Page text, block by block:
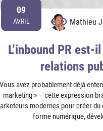
09
AVRIL Mathieu
L’inbound PR est-
relations
Vous avez probablement déjà
marketing » – cette expression
modernes pour créer
forme numérique,